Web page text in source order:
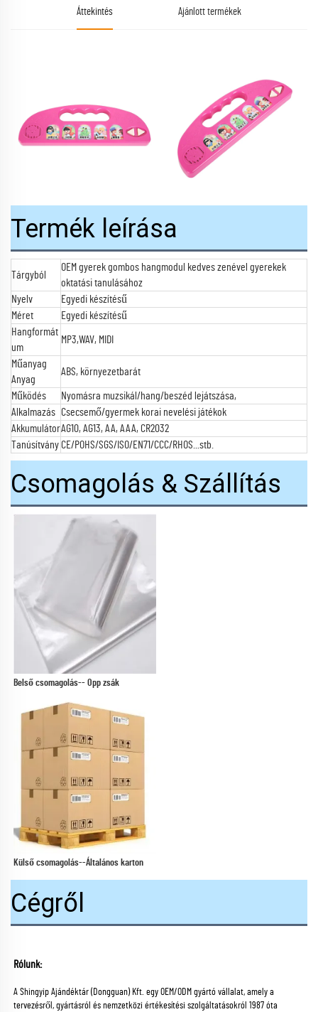
Áttekintés Ajánlott termékek
Termék leírása
Tárgyból
OEM gyerek gombos hangmodul kedves zenével gyerekek
oktatási tanulásához
Nyelv
Egyedi készítésű
Méret
Egyedi készítésű
Hangformát
um
MP3,WAV, MIDI
Műanyag
Anyag
ABS, környezetbarát
Működés
Nyomásra muzsikál/hang/beszéd lejátszása,
Alkalmazás Csecsemő/gyermek korai nevelési játékok
AkkumulátorAG10, AG13, AA, AAA, CR2032
Tanúsítvány CE/POHS/SGS/ISO/EN71/CCC/RHOS...stb.
Csomagolás & Szállítás
Belső csomagolás-- Opp zsák
Külső csomagolás--Általános karton
Cégről
Rólunk:
A Shingyip Ajándéktár (Dongguan) Kft. egy OEM/ODM gyártó vállalat, amely a
tervezésről, gyártásról és nemzetközi értékesítési szolgáltatásokról 1987 óta